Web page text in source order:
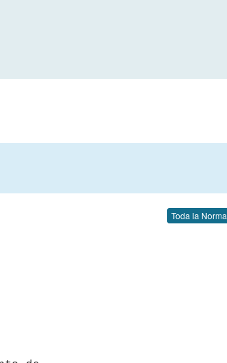
Toda la Norma